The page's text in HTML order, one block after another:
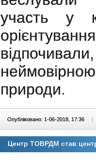
участь у
природи.
Опубліковано: 1-06-2018, 17:36 |
Центр ТОВРДМ став